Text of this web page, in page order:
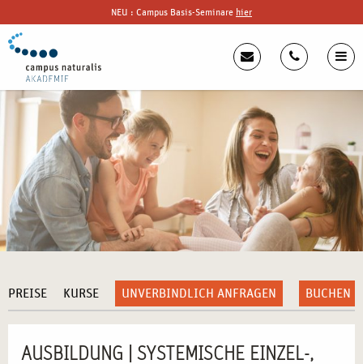
NEU : Campus Basis-Seminare hier
PREISE KURSE UNVERBINDLICH ANFRAGEN BUCHEN
AUSBILDUNG | SYSTEMISCHE EINZEL-,